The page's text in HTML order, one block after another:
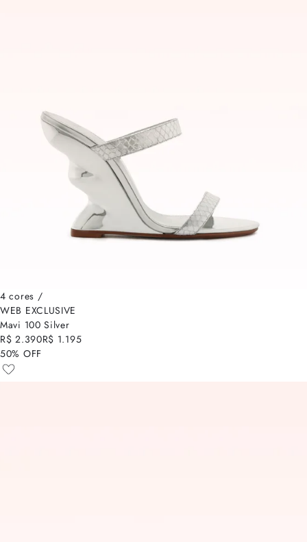
4 cores /
WEB EXCLUSIVE
Mavi 100 Silver
R$ 2.390R$ 1.195
50% OFF